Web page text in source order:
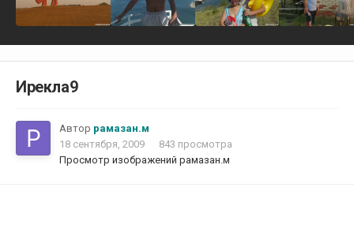
Ирекла9
Автор рамазан.м
18 сентября, 2009
843 просмотра
Просмотр изображений рамазан.м